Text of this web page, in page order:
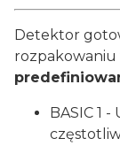
Detektor
rozpakowaniu
BASIC 1